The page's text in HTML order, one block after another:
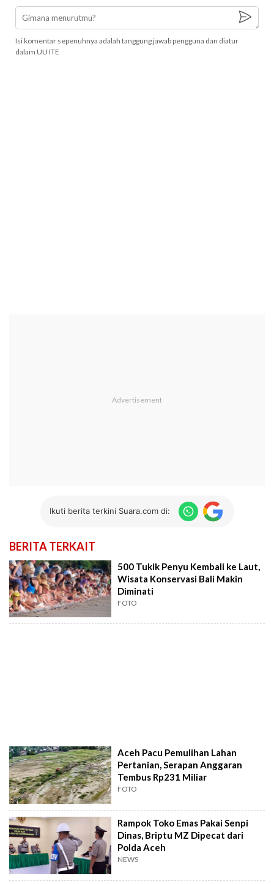
Isi komentar sepenuhnya adalah tanggung jawab pengguna dan diatur
dalam UU ITE
Ikuti berita terkini Suara.com di:
BERITA TERKAIT
500 Tukik Penyu Kembali ke Laut,
Wisata Konservasi Bali Makin
Diminati
FOTO
Aceh Pacu Pemulihan Lahan
Pertanian, Serapan Anggaran
Tembus Rp231 Miliar
FOTO
Rampok Toko Emas Pakai Senpi
Dinas, Briptu MZ Dipecat dari
Polda Aceh
NEWS